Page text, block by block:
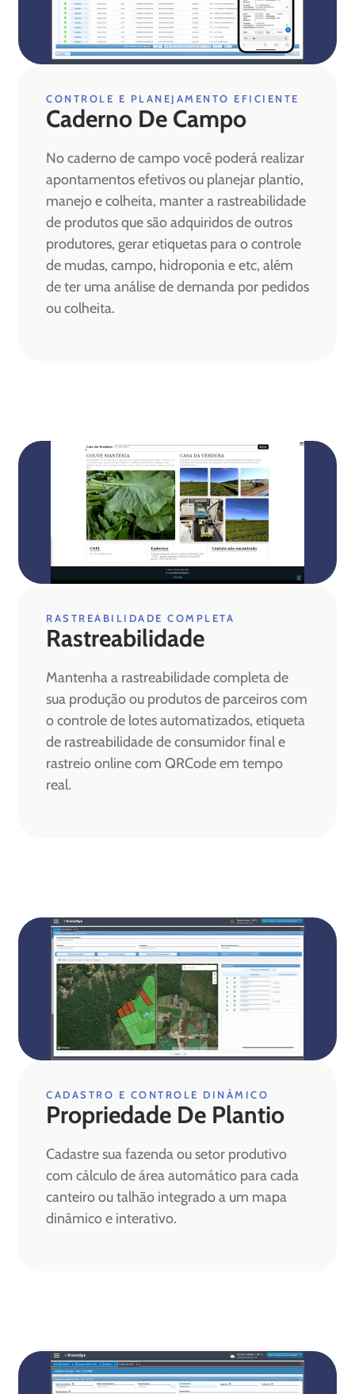
CONTROLE E PLANEJAMENTO EFICIENTE
Caderno De Campo
No caderno de campo você poderá realizar
apontamentos efetivos ou planejar plantio,
manejo e colheita, manter a rastreabilidade
de produtos que são adquiridos de outros
produtores, gerar etiquetas para o controle
de mudas, campo, hidroponia e etc, além
de ter uma análise de demanda por pedidos
ou colheita.
RASTREABILIDADE COMPLETA
Rastreabilidade
Mantenha a rastreabilidade completa de
sua produção ou produtos de parceiros com
o controle de lotes automatizados, etiqueta
de rastreabilidade de consumidor final e
rastreio online com QRCode em tempo
real.
CADASTRO E CONTROLE DINÂMICO
Propriedade De Plantio
Cadastre sua fazenda ou setor produtivo
com cálculo de área automático para cada
canteiro ou talhão integrado a um mapa
dinâmico e interativo.